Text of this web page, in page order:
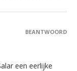
een eerlijke
BEANTWOORD